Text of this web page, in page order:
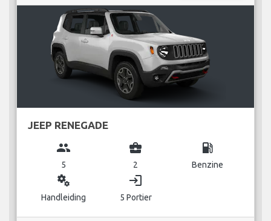
JEEP RENEGADE
group
5
business_center
2
local_gas_station
Benzine
miscellaneous_services
Handleiding
login
5 Portier